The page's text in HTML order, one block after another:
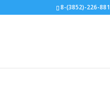
8-(3852)-226-881